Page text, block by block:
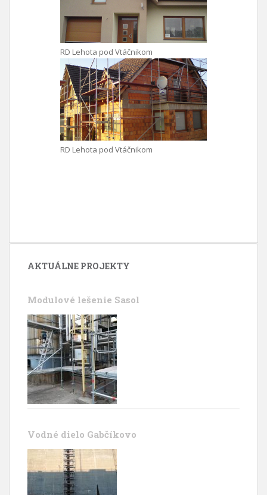
RD Lehota pod Vtáčnikom
RD Lehota pod Vtáčnikom
AKTUÁLNE PROJEKTY
Modulové lešenie Sasol
Vodné dielo Gabčíkovo